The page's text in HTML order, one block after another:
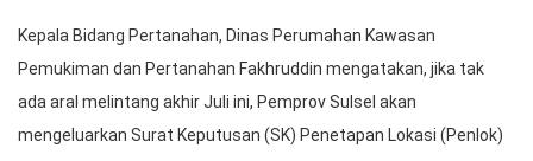
Kepala Bidang Pertanahan, Dinas Perumahan Kawasan
Pemukiman dan Pertanahan Fakhruddin mengatakan, jika tak
ada aral melintang akhir Juli ini, Pemprov Sulsel akan
mengeluarkan Surat Keputusan (SK) Penetapan Lokasi (Penlok)